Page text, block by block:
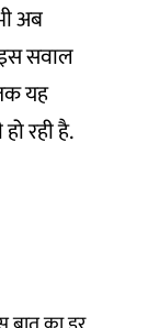
अब
सवाल
यह
रही है.